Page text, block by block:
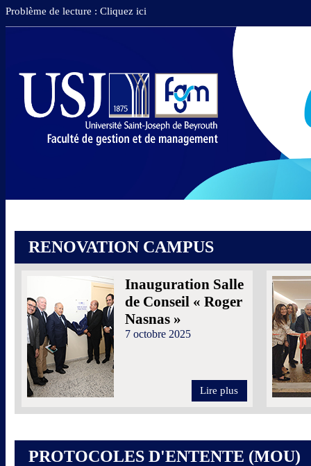
Problème de lecture : Cliquez ici
RENOVATION CAMPUS
Inauguration Salle
de Conseil « Roger
Nasnas »
7 octobre 2025
Lire plus
PROTOCOLES D'ENTENTE (MOU)